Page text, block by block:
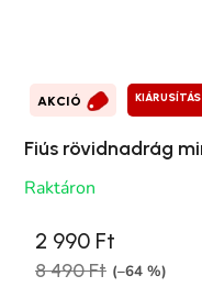
AKCIÓ KIÁRUSÍTÁS
Fiús rövidnadrág
Raktáron
2 990 Ft
8 490 Ft (–64 %)